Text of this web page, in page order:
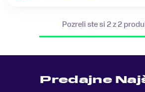
Pozreli ste si 2 z 2
Predajne